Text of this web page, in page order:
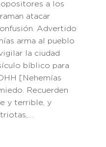
opositores a los
atacar
Advertido
arma al pueblo
la ciudad
bíblico para
[Nehemías
Recuerden
y terrible, y